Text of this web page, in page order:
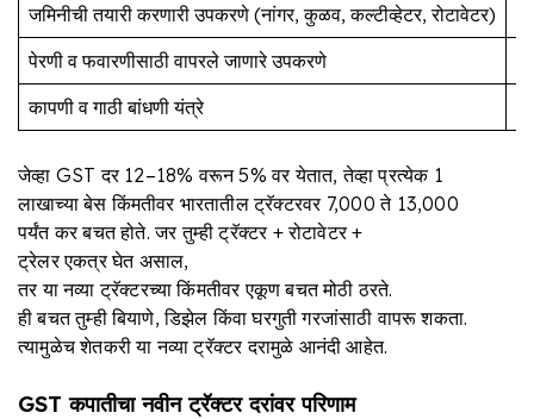
जमिनीची तयारी करणारी उपकरणे (नांगर, कुळव, कल्टीव्हेटर, रोटावेटर)
पेरणी व फवारणीसाठी वापरले जाणारे उपकरणे
कापणी व गाठी बांधणी यंत्रे
जेव्हा GST दर 12–18% वरून 5% वर येतात, तेव्हा प्रत्येक ₹1
लाखाच्या बेस किंमतीवर भारतातील ट्रॅक्टरवर ₹7,000 ते ₹13,000
पर्यंत कर बचत होते. जर तुम्ही ट्रॅक्टर + रोटावेटर +
ट्रेलर एकत्र घेत असाल,
तर या नव्या ट्रॅक्टरच्या किंमतीवर एकूण बचत मोठी ठरते.
ही बचत तुम्ही बियाणे, डिझेल किंवा घरगुती गरजांसाठी वापरू शकता.
त्यामुळेच शेतकरी या नव्या ट्रॅक्टर दरामुळे आनंदी आहेत.
GSTकपातीचा नवीन ट्रॅक्टर दरांवर परिणाम